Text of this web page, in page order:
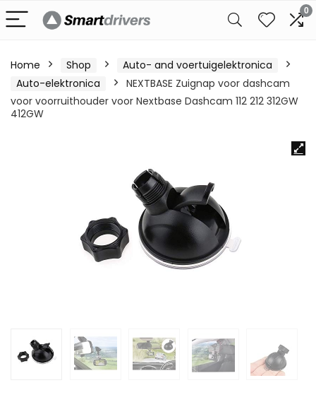
0
Home Shop
Auto- and voertuigelektronica
Auto-elektronica
NEXTBASE Zuignap voor dashcam
voor voorruithouder voor Nextbase Dashcam 112 212 312GW
412GW